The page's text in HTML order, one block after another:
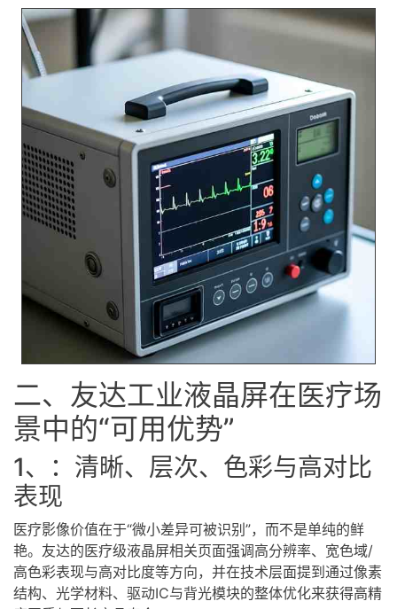
二、 友达工业液晶屏在医疗场
景中的“可用优势”
1、：清晰、层次、色彩与高对比
表现
医疗影像价值在于“微小差异可被识别”，而不是单纯的鲜
艳。友达的医疗级液晶屏相关页面强调高分辨率、宽色域/
高色彩表现与高对比度等方向，并在技术层面提到通过像素
结构、光学材料、驱动IC与背光模块的整体优化来获得高精